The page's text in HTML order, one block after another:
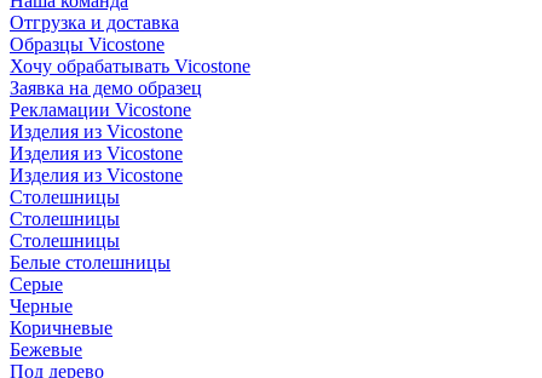
Отгрузка и доставка
Образцы Vicostone
Хочу обрабатывать Vicostone
Заявка на демо образец
Рекламации Vicostone
Изделия из Vicostone
Изделия из Vicostone
Изделия из Vicostone
Столешницы
Столешницы
Столешницы
Белые столешницы
Серые
Черные
Коричневые
Бежевые
Под дерево